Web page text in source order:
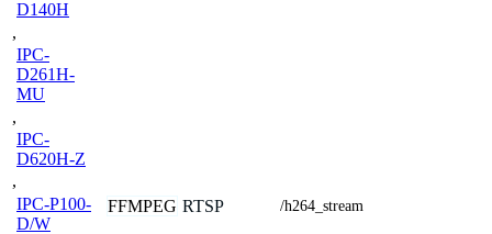
D140H
,
IPC-
D261H-
MU
,
IPC-
D620H-Z
,
IPC-P100-
D/W
FFMPEG RTSP /h264_stream